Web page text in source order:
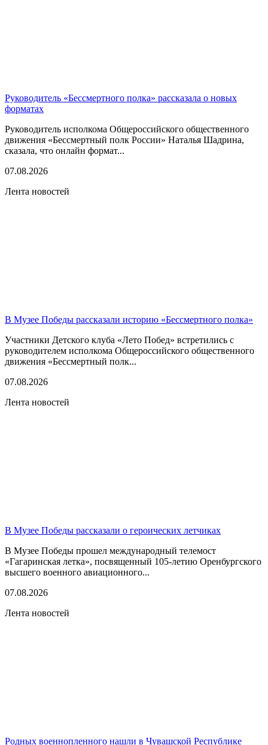
Руководитель «Бессмертного полка» рассказала о новых
форматах
Руководитель исполкома Общероссийского общественного
движения «Бессмертный полк России» Наталья Шадрина,
сказала, что онлайн формат...
07.08.2026
Лента новостей
В Музее Победы рассказали историю «Бессмертного полка»
Участники Детского клуба «Лето Побед» встретились с
руководителем исполкома Общероссийского общественного
движения «Бессмертный полк...
07.08.2026
Лента новостей
В Музее Победы рассказали о героических летчиках
В Музее Победы прошел международный телемост
«Гагаринская летка», посвященный 105-летию Оренбургского
высшего военного авиационного...
07.08.2026
Лента новостей
Родных военнопленного нашли в Чувашской Республике